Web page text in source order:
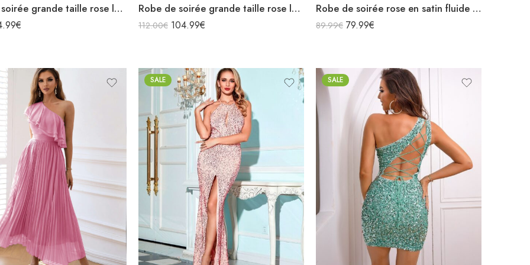
Robe de soirée grande taille rose longue sirène fendue décolleté bretelles spaghettis à sequins
€
Robe de soirée grande taille rose longue sirène sans manches chaînettes aux épaules décolleté v
112.00€ 104.99€
Robe de soirée rose en satin fluide col bénitier bretelles longue fendue
89.99€ 79.99€
SALE SALE